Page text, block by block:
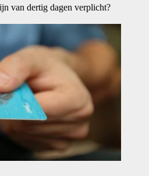
van dertig dagen verplicht?